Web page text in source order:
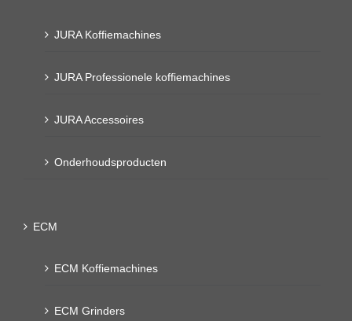
JURA Koffiemachines
JURA Professionele koffiemachines
JURA Accessoires
Onderhoudsproducten
ECM
ECM Koffiemachines
ECM Grinders